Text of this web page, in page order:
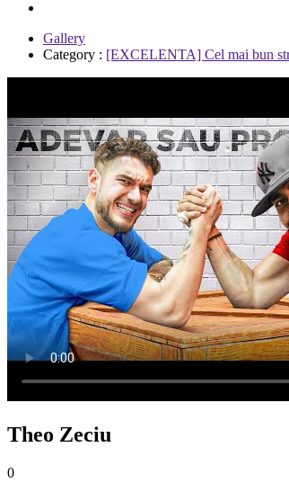
Gallery
Category : [EXCELENTA] Cel mai bun
Theo Zeciu
0